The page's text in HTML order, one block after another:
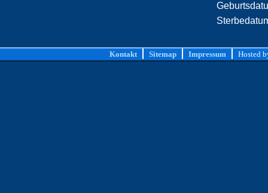
Kontakt Sitemap Impressum Hosted